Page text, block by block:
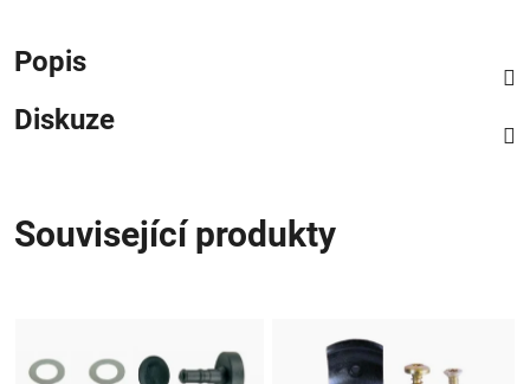
Popis
Diskuze
Související produkty